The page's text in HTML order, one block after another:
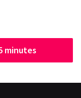
minutes